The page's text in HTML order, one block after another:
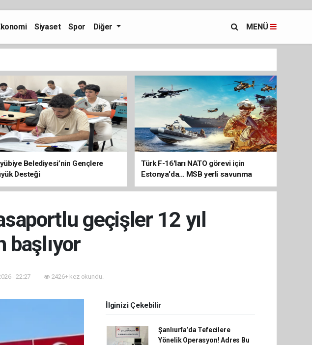
Siyaset Spor Diğer MENÜ
Belediyesi’nin Gençlere
Desteği
Türk F-16'ları NATO görevi için
Estonya'da... MSB yerli savunma
sistemleriyle güçleniyor
geçişler 12 yıl
başlıyor
- 22:27 2426+ kez okundu.
İlginizi Çekebilir
Şanlıurfa’da Tefecilere
Yönelik Operasyon! Adres Bu